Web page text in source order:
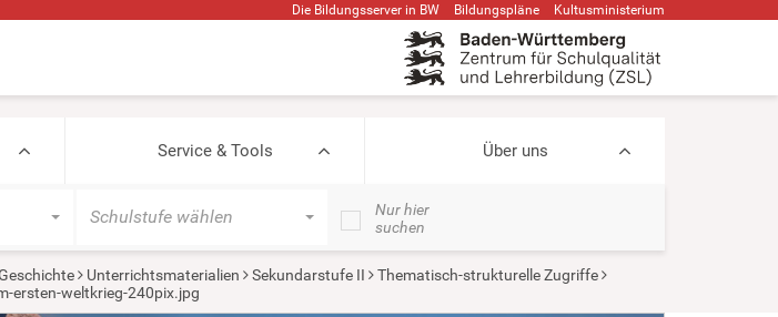
Die Bildungsserver in BW Bildungspläne Kultusministerium
Service & Tools Über uns
Schulstufe wählen
Nur hier
suchen
Unterrichtsmaterialien Sekundarstufe II
Thematisch-strukturelle Zugriffe
ersten-weltkrieg-240pix.jpg